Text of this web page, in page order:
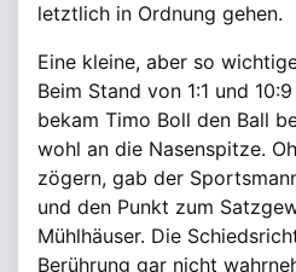
letztlich in Ordnung gehen.
Eine kleine, aber so
Beim Stand von 1:1 und
bekam Timo Boll den Ball
wohl an die Nasenspitze.
zögern, gab der
und den Punkt zum
Mühlhäuser. Die
Berührung gar nicht